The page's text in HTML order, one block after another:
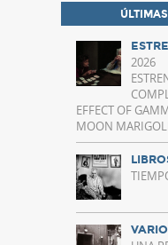
2026
EFFECT OF
MOON